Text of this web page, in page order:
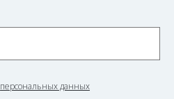
персональных данных